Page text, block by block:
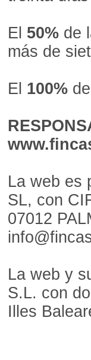
El 50% de
más de
El 100%
La web es
SL, con
07012
La web y
S.L. con
Illes